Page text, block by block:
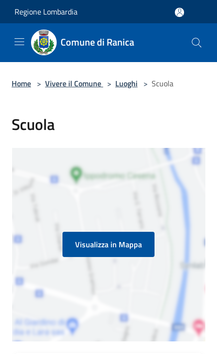
Regione Lombardia
Comune di Ranica
Home > Vivere il Comune > Luoghi > Scuola
Scuola
Visualizza in Mappa